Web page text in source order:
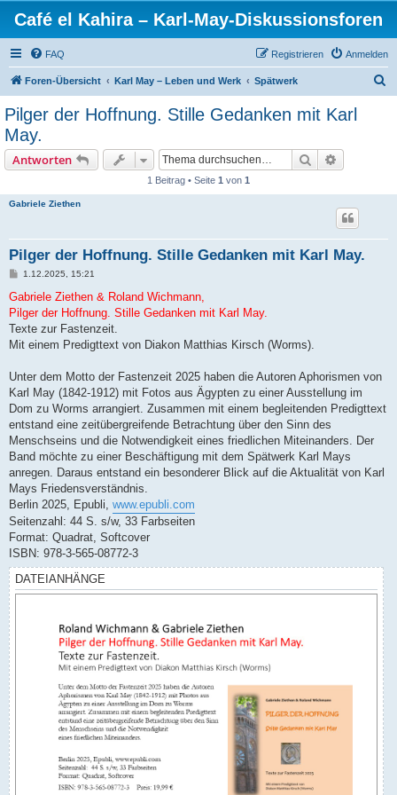
Café el Kahira – Karl-May-Diskussionsforen
FAQ Anmelden
Registrieren
Foren-Übersicht Karl May – Leben und Werk Spätwerk
Pilger der Hoffnung. Stille Gedanken mit Karl
May.
Antworten Suche
1 Beitrag • Seite 1 von 1
Gabriele Ziethen
Pilger der Hoffnung. Stille Gedanken mit Karl May.
B
i
r
a
1.12.2025, 15:21
Gabriele Ziethen & Roland Wichmann,
Pilger der Hoffnung. Stille Gedanken mit Karl May.
Texte zur Fastenzeit.
Mit einem Predigttext von Diakon Matthias Kirsch (Worms).
Unter dem Motto der Fastenzeit 2025 haben die Autoren Aphorismen von
Karl May (1842-1912) mit Fotos aus Ägypten zu einer Ausstellung im
Dom zu Worms arrangiert. Zusammen mit einem begleitenden Predigttext
entstand eine zeitübergreifende Betrachtung über den Sinn des
Menschseins und die Notwendigkeit eines friedlichen Miteinanders. Der
Band möchte zu einer Beschäftigung mit dem Spätwerk Karl Mays
anregen. Daraus entstand ein besonderer Blick auf die Aktualität von Karl
Mays Friedensverständnis.
Berlin 2025, Epubli, www.epubli.com
Seitenzahl: 44 S. s/w, 33 Farbseiten
Format: Quadrat, Softcover
ISBN: 978-3-565-08772-3
DATEIANHÄNGE